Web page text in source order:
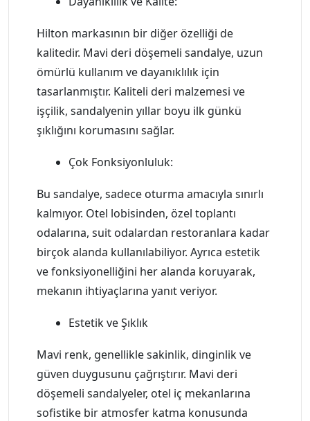
Hilton markasının bir diğer özelliği de
kalitedir. Mavi deri döşemeli sandalye, uzun
ömürlü kullanım ve dayanıklılık için
tasarlanmıştır. Kaliteli deri malzemesi ve
işçilik, sandalyenin yıllar boyu ilk günkü
şıklığını korumasını sağlar.
Çok Fonksiyonluluk:
Bu sandalye, sadece oturma amacıyla sınırlı
kalmıyor. Otel lobisinden, özel toplantı
odalarına, suit odalardan restoranlara kadar
birçok alanda kullanılabiliyor. Ayrıca estetik
ve fonksiyonelliğini her alanda koruyarak,
mekanın ihtiyaçlarına yanıt veriyor.
Estetik ve Şıklık
Mavi renk, genellikle sakinlik, dinginlik ve
güven duygusunu çağrıştırır. Mavi deri
döşemeli sandalyeler, otel iç mekanlarına
sofistike bir atmosfer katma konusunda